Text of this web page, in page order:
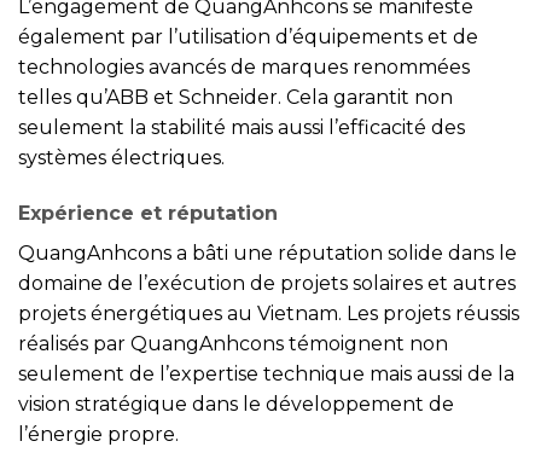
L’engagement de QuangAnhcons se manifeste
également par l’utilisation d’équipements et de
technologies avancés de marques renommées
telles qu’ABB et Schneider. Cela garantit non
seulement la stabilité mais aussi l’efficacité des
systèmes électriques.
Expérience et réputation
QuangAnhcons a bâti une réputation solide dans le
domaine de l’exécution de projets solaires et autres
projets énergétiques au Vietnam. Les projets réussis
réalisés par QuangAnhcons témoignent non
seulement de l’expertise technique mais aussi de la
vision stratégique dans le développement de
l’énergie propre.